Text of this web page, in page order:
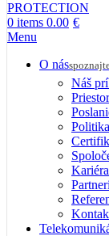
0 items 0.00 €
Menu
O nás
Náš
Kariéra
Partneri